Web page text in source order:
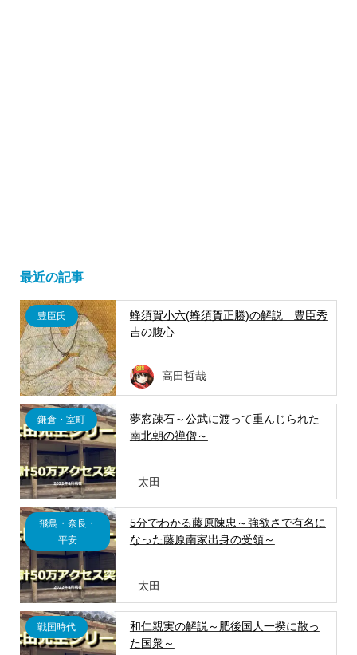
最近の記事
豊臣氏
蜂須賀小六(蜂須賀正勝)の解説 豊臣秀
吉の腹心
高田哲哉
鎌倉・室町
夢窓疎石～公武に渡って重んじられた
南北朝の禅僧～
太田
飛鳥・奈良・
平安
5分でわかる藤原陳忠～強欲さで有名に
なった藤原南家出身の受領～
太田
戦国時代
和仁親実の解説～肥後国人一揆に散っ
た国衆～